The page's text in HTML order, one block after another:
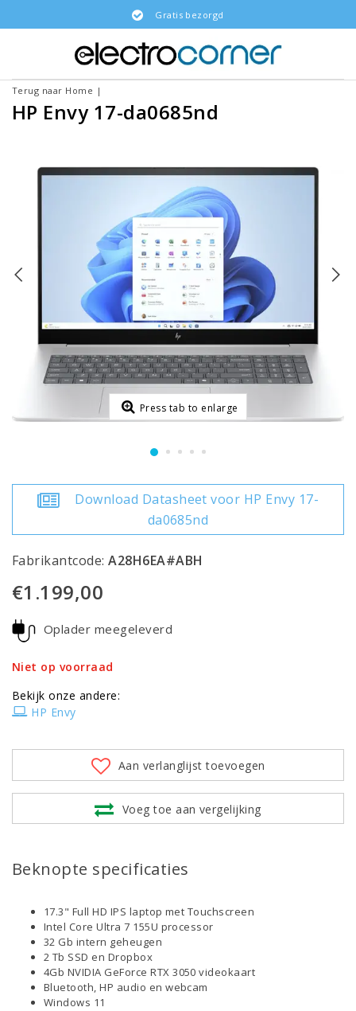
Gratis bezorgd
Terug naar Home |
HP Envy 17-da0685nd
Press tab to enlarge
Download Datasheet voor HP Envy 17-
da0685nd
Fabrikantcode:A28H6EA#ABH
€1.199,00
Oplader meegeleverd
Niet op voorraad
Bekijk onze andere:
HP Envy
Aan verlanglijst toevoegen
Voeg toe aan vergelijking
Beknopte specificaties
17.3" Full HD IPS laptop met Touchscreen
Intel Core Ultra 7 155U processor
32 Gb intern geheugen
2 Tb SSD en Dropbox
4Gb NVIDIA GeForce RTX 3050 videokaart
Bluetooth, HP audio en webcam
Windows 11